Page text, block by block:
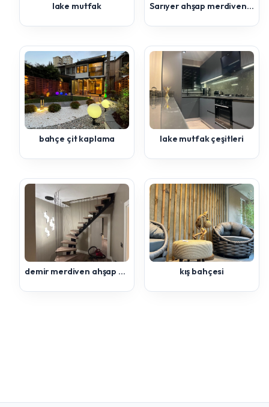
lake mutfak Sarıyer ahşap merdiven uygulaması
bahçe çit kaplama lake mutfak çeşitleri
demir merdiven ahşap kaplama kış bahçesi